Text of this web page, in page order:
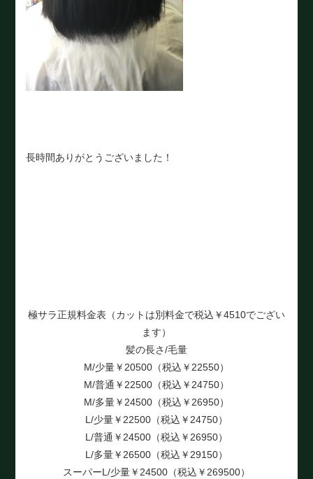
長時間ありがとうございました！
極サラ正規料金表（カットは別料金で税込￥4510でござい
ます）
髪の長さ/毛量
M/少量￥20500（税込￥22550）
M/普通￥22500（税込￥24750）
M/多量￥24500（税込￥26950）
L/少量￥22500（税込￥24750）
L/普通￥24500（税込￥26950）
L/多量￥26500（税込￥29150）
スーパーL/少量￥24500（税込￥269500）